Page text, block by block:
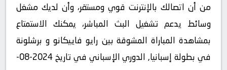
من أن اتصالك بالإنترنت قوي ومستقر، وأن لديك مشغل
وسائط يدعم تشغيل البث المباشر، يمكنك الاستمتاع
بمشاهدة المباراة المشوقة بين رايو فاييكانو و برشلونة
في بطولة إسبانيا, الدوري الإسباني في تاريخ 2024-08-